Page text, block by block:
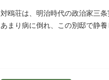
対鴎荘は、明治時代の政治家三
あまり病に倒れ、この別邸で静